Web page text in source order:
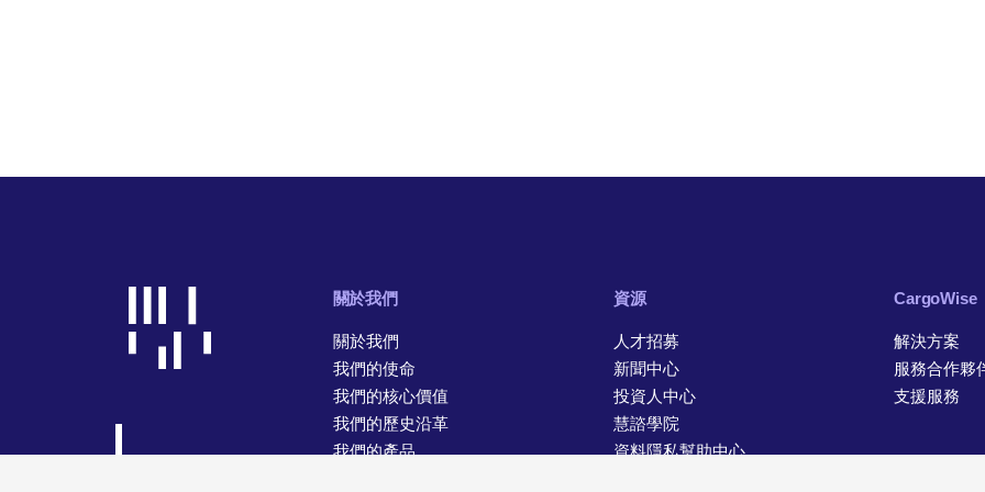
關於我們
關於我們
我們的使命
我們的核心價值
我們的歷史沿革
我們的產品
資源
人才招募
新聞中心
投資人中心
慧諮學院
資料隱私幫助中心
CargoWise
解決方案
服務合作夥
支援服務